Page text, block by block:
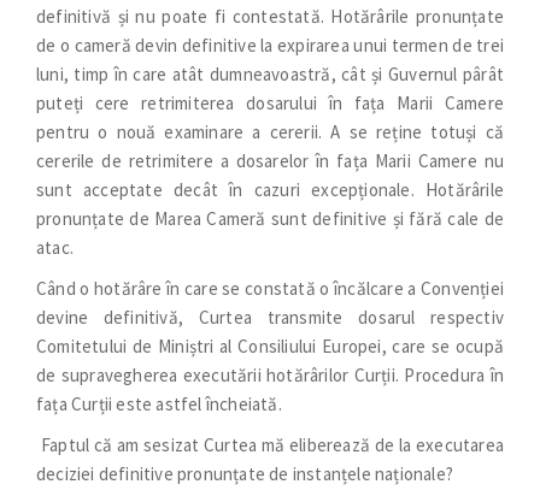
definitivă și nu poate fi contestată. Hotărârile pronunțate
de o cameră devin definitive la expirarea unui termen de trei
luni, timp în care atât dumneavoastră, cât și Guvernul pârât
puteți cere retrimiterea dosarului în fața Marii Camere
pentru o nouă examinare a cererii. A se reține totuși că
cererile de retrimitere a dosarelor în fața Marii Camere nu
sunt acceptate decât în cazuri excepționale. Hotărârile
pronunțate de Marea Cameră sunt definitive și fără cale de
atac.
Când o hotărâre în care se constată o încălcare a Convenției
devine definitivă, Curtea transmite dosarul respectiv
Comitetului de Miniștri al Consiliului Europei, care se ocupă
de supravegherea executării hotărârilor Curții. Procedura în
fața Curții este astfel încheiată.
 Faptul că am sesizat Curtea mă eliberează de la executarea
deciziei definitive pronunțate de instanțele naționale?